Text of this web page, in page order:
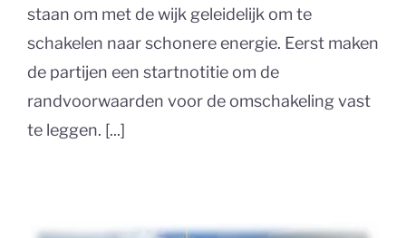
staan om met de wijk geleidelijk om te
schakelen naar schonere energie. Eerst maken
de partijen een startnotitie om de
randvoorwaarden voor de omschakeling vast
te leggen. [...]